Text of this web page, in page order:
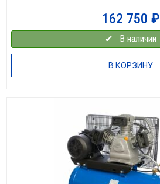
162 750 ₽
✔⠀В наличии
В КОРЗИНУ